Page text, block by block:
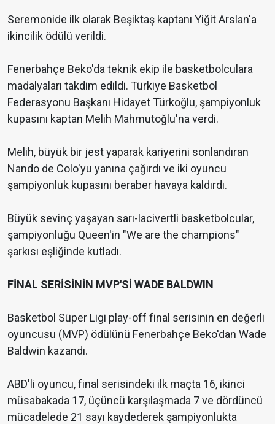
Seremonide ilk olarak Beşiktaş kaptanı Yiğit Arslan'a
ikincilik ödülü verildi.
Fenerbahçe Beko'da teknik ekip ile basketbolculara
madalyaları takdim edildi. Türkiye Basketbol
Federasyonu Başkanı Hidayet Türkoğlu, şampiyonluk
kupasını kaptan Melih Mahmutoğlu'na verdi.
Melih, büyük bir jest yaparak kariyerini sonlandıran
Nando de Colo'yu yanına çağırdı ve iki oyuncu
şampiyonluk kupasını beraber havaya kaldırdı.
Büyük sevinç yaşayan sarı-lacivertli basketbolcular,
şampiyonluğu Queen'in "We are the champions"
şarkısı eşliğinde kutladı.
FİNAL SERİSİNİN MVP'Sİ WADE BALDWIN
Basketbol Süper Ligi play-off final serisinin en değerli
oyuncusu (MVP) ödülünü Fenerbahçe Beko'dan Wade
Baldwin kazandı.
ABD'li oyuncu, final serisindeki ilk maçta 16, ikinci
müsabakada 17, üçüncü karşılaşmada 7 ve dördüncü
mücadelede 21 sayı kaydederek şampiyonlukta